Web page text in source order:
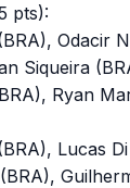
pts):
Odacir
Siqueira
Ryan
Lucas